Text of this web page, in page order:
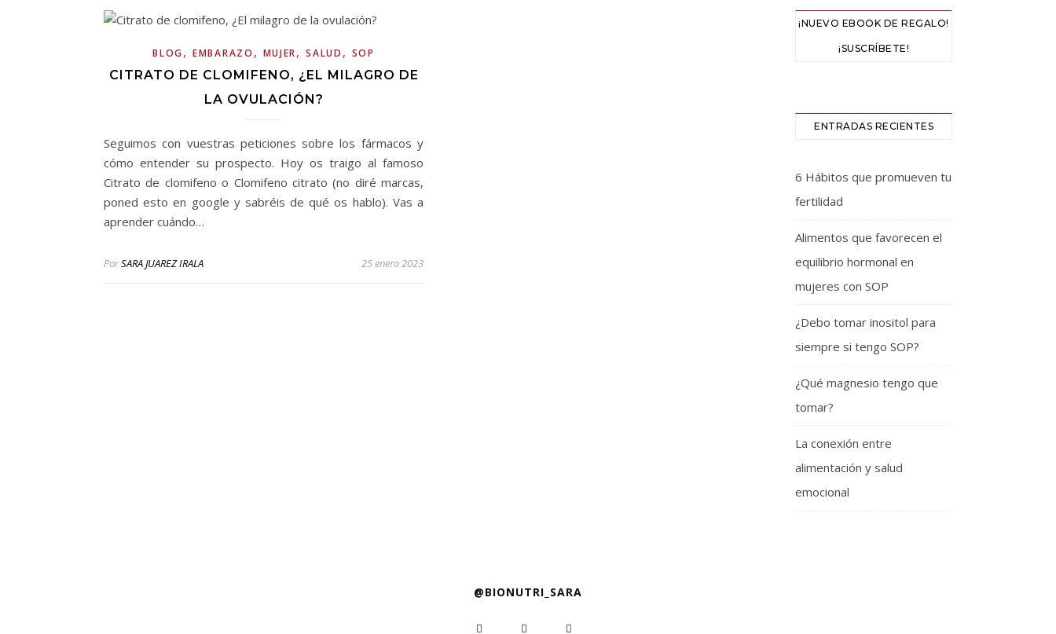
BLOG,EMBARAZO , MUJER,SALUD , SOP
CITRATO DE CLOMIFENO, ¿EL MILAGRO DE
LA OVULACIÓN?
Seguimos con vuestras peticiones sobre los fármacos y
cómo entender su prospecto. Hoy os traigo al famoso
Citrato de clomifeno o Clomifeno citrato (no diré marcas,
poned esto en google y sabréis de qué os hablo). Vas a
aprender cuándo…
PorSARA JUAREZ IRALA 25 enero 2023
¡NUEVO EBOOK DE REGALO!
¡SUSCRÍBETE!
ENTRADAS RECIENTES
6 Hábitos que promueven tu
fertilidad
Alimentos que favorecen el
equilibrio hormonal en
mujeres con SOP
¿Debo tomar inositol para
siempre si tengo SOP?
¿Qué magnesio tengo que
tomar?
La conexión entre
alimentación y salud
emocional
@BIONUTRI_SARA